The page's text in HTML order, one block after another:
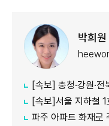
박희
[속보] 충청·강원·
[속보]서울 지하철 1
파주 아파트 화재로